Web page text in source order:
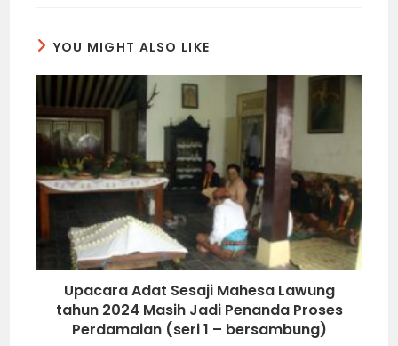
nafkahnya sendiri.
Kesadaran pada arah dan cara yang salah,
karena memanfaatkan seni pedalangan
sebagai alat mencari nakah tetapi
mengabaikan segala kaidah nilai-nilai kearifan
lokalnya, harus dihentikan. Dalang perlu
manambah “kaya” referensi lakon,
pengetahuan sejarah, tembang macapat dan
pengetahuan umum agar banyak wawasan,
bertambah kritis dan bisa membedakan
antara sajian yang “bermanfaat” dan yang
“sesat”. (Won Poerwono – habis/i1)